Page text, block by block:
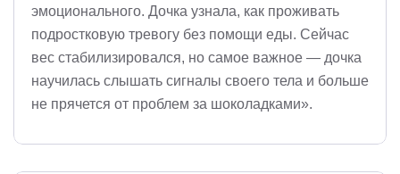
эмоционального. Дочка узнала, как проживать
подростковую тревогу без помощи еды. Сейчас
вес стабилизировался, но самое важное — дочка
научилась слышать сигналы своего тела и больше
не прячется от проблем за шоколадками».